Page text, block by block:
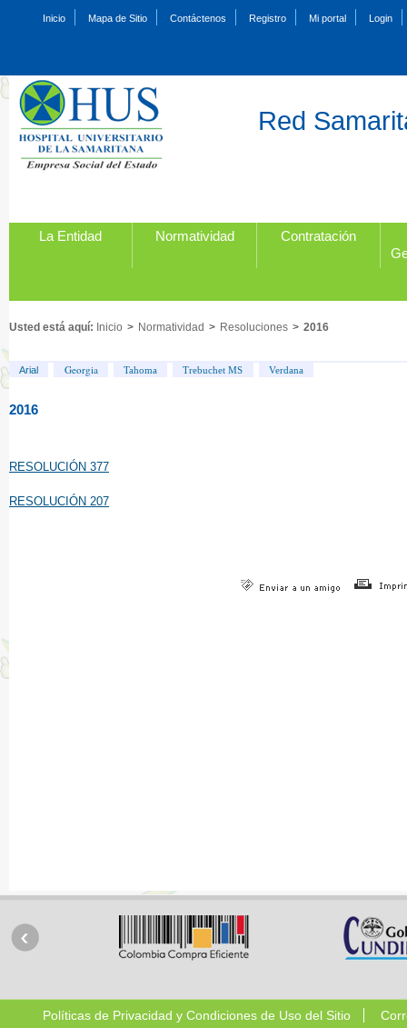
Inicio Mapa de Sitio Contáctenos Registro Mi portal Login
Red
La Entidad Normatividad
Contratación
Usted está aquí: Inicio > Normatividad > Resoluciones > 2016
Arial Georgia Tahoma Trebuchet MS Verdana
2016
RESOLUCIÓN 377
RESOLUCIÓN 207
Políticas de Privacidad y Condiciones de Uso del Sitio